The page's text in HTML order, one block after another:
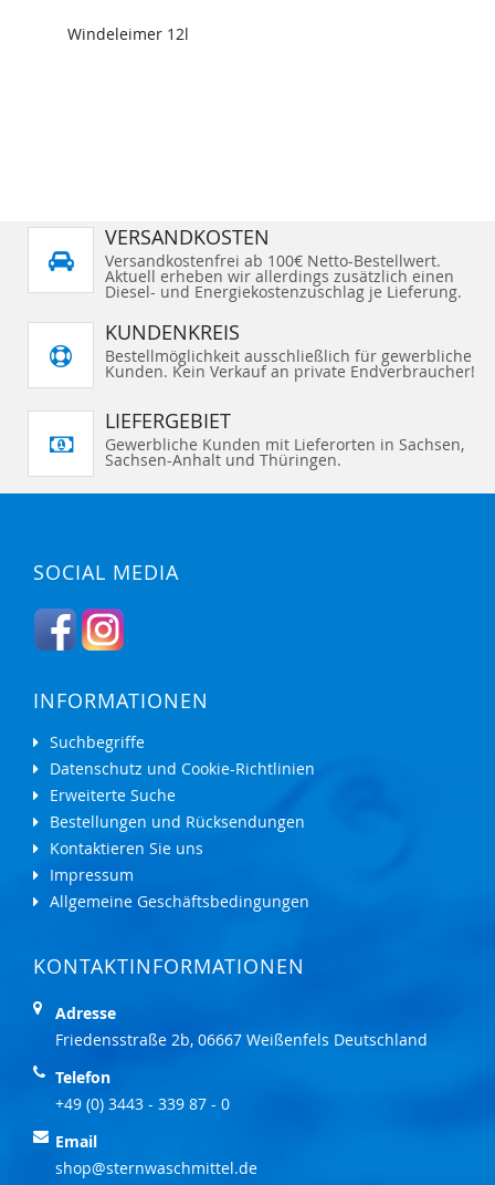
Windeleimer 12l
VERSANDKOSTEN
Versandkostenfrei ab 100€ Netto-Bestellwert.
Aktuell erheben wir allerdings zusätzlich einen
Diesel- und Energiekostenzuschlag je Lieferung.
KUNDENKREIS
Bestellmöglichkeit ausschließlich für gewerbliche
Kunden. Kein Verkauf an private Endverbraucher!
LIEFERGEBIET
Gewerbliche Kunden mit Lieferorten in Sachsen,
Sachsen-Anhalt und Thüringen.
SOCIAL MEDIA
INFORMATIONEN
Suchbegriffe
Datenschutz und Cookie-Richtlinien
Erweiterte Suche
Bestellungen und Rücksendungen
Kontaktieren Sie uns
Impressum
Allgemeine Geschäftsbedingungen
KONTAKTINFORMATIONEN
Adresse
Friedensstraße 2b, 06667 Weißenfels Deutschland
Telefon
+49 (0) 3443 - 339 87 - 0
Email
shop@sternwaschmittel.de